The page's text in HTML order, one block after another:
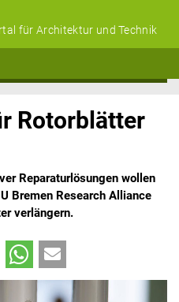
für Architektur und Technik
Rotorblätter
Reparaturlösungen wollen
Bremen Research Alliance
verlängern.